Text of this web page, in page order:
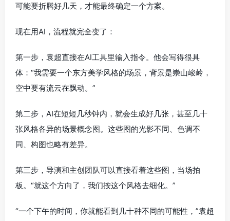
可能要折腾好几天，才能最终确定一个方案。
现在用AI，流程就完全变了：
第一步，袁超直接在AI工具里输入指令。他会写得很具
体：“我需要一个东方美学风格的场景，背景是崇山峻岭，
空中要有流云在飘动。”
第二步，AI在短短几秒钟内，就会生成好几张，甚至几十
张风格各异的场景概念图。这些图的光影不同、色调不
同、构图也略有差异。
第三步，导演和主创团队可以直接看着这些图，当场拍
板。“就这个方向了，我们按这个风格去细化。”
“一个下午的时间，你就能看到几十种不同的可能性，”袁超